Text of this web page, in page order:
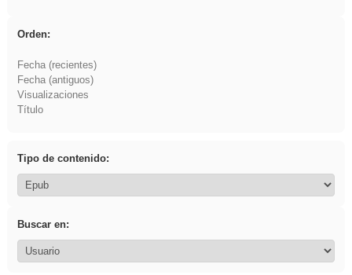
Orden:
Fecha (recientes)
Fecha (antiguos)
Visualizaciones
Título
Tipo de contenido:
Buscar en: